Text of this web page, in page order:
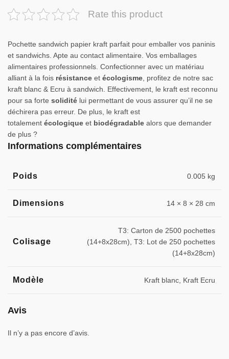
Rate this product
Pochette sandwich papier kraft parfait pour emballer vos paninis
et sandwichs. Apte au contact alimentaire. Vos emballages
alimentaires professionnels. Confectionner avec un matériau
alliant à la fois résistance et écologisme , profitez de notre sac
kraft blanc & Ecru à sandwich. Effectivement, le kraft est reconnu
pour sa forte solidité lui permettant de vous assurer qu’il ne se
déchirera pas erreur. De plus, le kraft est
totalement écologique et biodégradable alors que demander
de plus ?
Informations complémentaires
Poids 0.005 kg
Dimensions 14 × 8 × 28 cm
Colisage
T3: Carton de 2500 pochettes
(14+8x28cm), T3: Lot de 250 pochettes
(14+8x28cm)
Modèle Kraft blanc, Kraft Ecru
Avis
Il n’y a pas encore d’avis.